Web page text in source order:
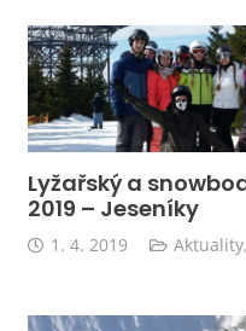
Lyžařský a
2019 – Jeseníky
1. 4. 2019 Aktuality,